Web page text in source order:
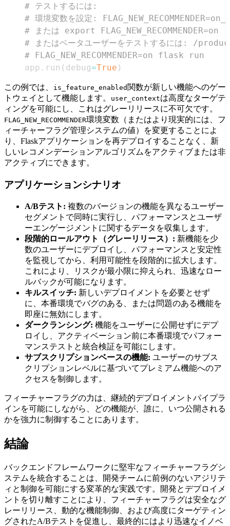
# テストするには:
# 環境変数を設定:
# または export FLAG_NEW_RECOMMENDER=on
# またはベータユーザーをテストするには: /
# FLAG_NEW_RECOMMENDER=on flask run
    app
. run ( debug=True )
この例では、 is_feature_enabled 関数が新しい機能へのゲー
トウェイとして機能します。
user_contextは高度なターゲテ
ィングを可能にし、これはグレーリリースに不可欠です。
FLAG_NEW_RECOMMENDER環境変数（またはより現実的には、フ
ィーチャーフラグ管理システムの値）を変更することによ
り、Flaskアプリケーションを再デプロイすることなく、新
しいレコメンデーションアルゴリズムをアクティブまたは非
アクティブにできます。
アプリケーションシナリオ
A/Bテスト: 複数のバージョンの機能を異なるユーザー
セグメントで同時に実行し、パフォーマンスとユーザ
ーエンゲージメントに関するデータを収集します。
段階的ロールアウト（グレーリリース）: 新機能を少
数のユーザーにデプロイし、パフォーマンスと安定性
を監視してから、利用可能性を段階的に拡大します。
これにより、リスクが最小限に抑えられ、迅速なロー
ルバックが可能になります。
キルスイッチ: 新しいデプロイメントを必要とせず
に、本番環境でバグのある、または問題のある機能を
即座に無効にします。
ダークランシング: 機能をユーザーに公開せずにデプ
ロイし、アクティベーション前に本番環境でパフォー
マンステストと統合検証を可能にします。
サブスクリプションベースの機能: ユーザーのサブス
クリプションレベルに基づいてプレミアム機能へのア
クセスを制御します。
フィーチャーフラグの力は、継続的デプロイメントパイプラ
インを可能にしながら、どの機能が、誰に、いつ公開される
かを強力に制御することにあります。
結論
バックエンドフレームワークに堅牢なフィーチャーフラグシ
ステムを統合することは、開発チームに前例のないアジリテ
ィと制御を可能にする変革的な実践です。開発とデプロイメ
ントを切り離すことにより、フィーチャーフラグは安全なグ
レーリリース、動的な機能制御、および高度にターゲティン
グされたA/Bテストを促進し、最終的にはより迅速なイノベ